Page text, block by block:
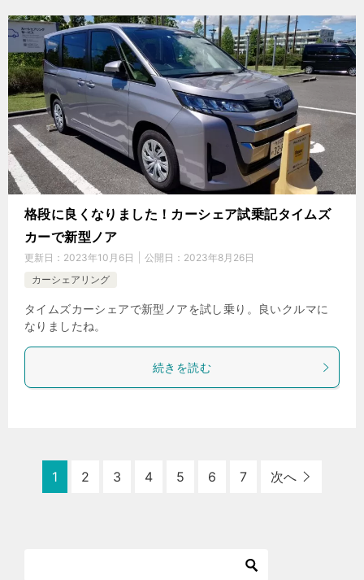
格段に良くなりました！カーシェア試乗記タイムズ
カーで新型ノア
更新日： 2023年10月6日 公開日： 2023年8月26日
カーシェアリング
タイムズカーシェアで新型ノアを試し乗り。良いクルマに
なりましたね。
続きを読む
1 2 3 4 5 6 7 次へ